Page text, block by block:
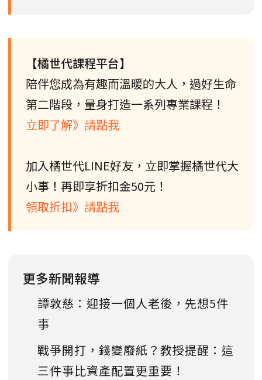
【橘世代課程平台】
陪伴您成為有趣而溫暖的大人，過好生命
第二階段，量身打造一系列專業課程！
立即了解》請點我
加入橘世代LINE好友，立即掌握橘世代大
小事！再即享折扣金50元！
領取折扣》請點我
更多新聞報導
譚敦慈：迎接一個人老後，先想5件
事
戰爭開打，錢變廢紙？教授提醒：這
三件事比資產配置更重要！